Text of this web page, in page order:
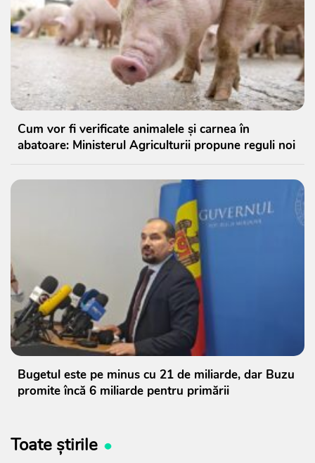
Cum vor fi verificate animalele și carnea în
abatoare: Ministerul Agriculturii propune reguli noi
Bugetul este pe minus cu 21 de miliarde, dar Buzu
promite încă 6 miliarde pentru primării
Toate știrile